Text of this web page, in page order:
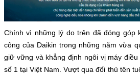
Chính vì những lý do trên đã đóng góp
công của Daikin trong những năm vừa
giữ vững và khẳng định ngôi vị máy
số 1 tại Việt Nam. Vượt qua đối thủ tên